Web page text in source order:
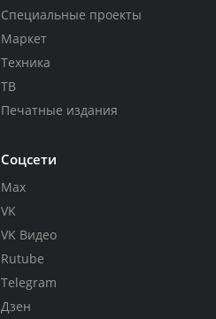
Специальные проекты
Маркет
Техника
ТВ
Печатные издания
Соцсети
Max
VK
VK Видео
Rutube
Telegram
Дзен